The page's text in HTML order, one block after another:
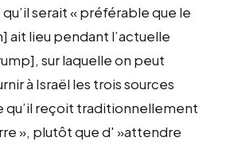
serait « préférable que le
ait lieu pendant l’actuelle
sur laquelle on peut
à Israël les trois sources
qu’il reçoit traditionnellement
», plutôt que d' »attendre